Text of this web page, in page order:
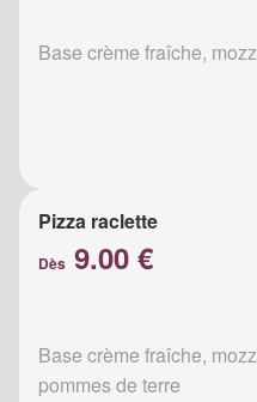
Base crème fraîche,
Pizza raclette
Dès 9.00 €
Base crème fraîche,
pommes de terre